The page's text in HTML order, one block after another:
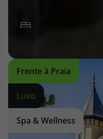
Frente à Praia
Luxo
Spa & Wellness